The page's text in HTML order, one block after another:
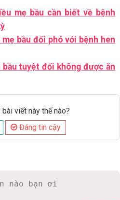
mẹ bầu cần biết về bệnh
bầu đối phó với bệnh hen
bầu tuyệt đối không được ăn
viết này thế nào?
Đáng tin cậy